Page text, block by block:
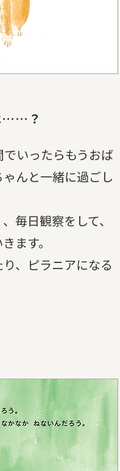
……？
いったらもうおば
んと一緒に過ごし
毎日観察をして、
ます。
、ピラニアになる